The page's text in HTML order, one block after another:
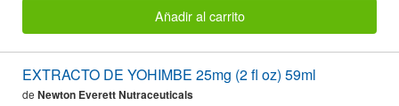
Añadir al carrito
EXTRACTO DE YOHIMBE 25mg (2 fl oz) 59ml
de Newton Everett Nutraceuticals